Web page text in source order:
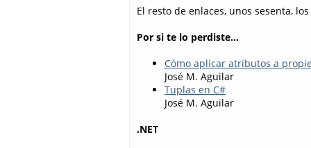
El resto de enlaces, unos sesenta,
Por si te lo perdiste...
Cómo aplicar atributos a
José M. Aguilar
Tuplas en C#
José M. Aguilar
.NET